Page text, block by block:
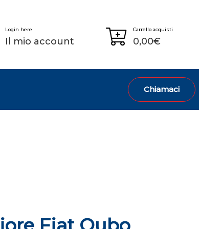
Login here
Il mio account
Carrello acquisti
0,00€
Chiamaci